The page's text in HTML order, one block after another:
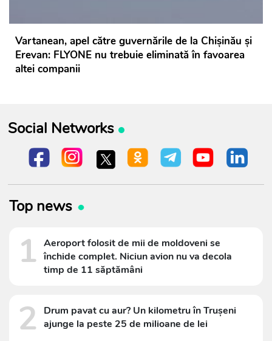
Vartanean, apel către guvernările de la Chișinău și
Erevan: FLYONE nu trebuie eliminată în favoarea
altei companii
Social Networks
Top news
1 Aeroport folosit de mii de moldoveni se
închide complet. Niciun avion nu va decola
timp de 11 săptămâni
2
Drum pavat cu aur? Un kilometru în Trușeni
ajunge la peste 25 de milioane de lei